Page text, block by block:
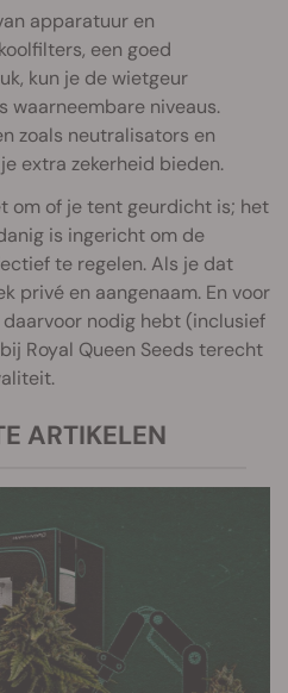
apparatuur en
een goed
kun je de wietgeur
waarneembare niveaus.
zoals neutralisators en
extra zekerheid bieden.
om of je tent geurdicht is; het
is ingericht om de
te regelen. Als je dat
privé en aangenaam. En voor
nodig hebt (inclusief
Royal Queen Seeds terecht
ARTIKELEN